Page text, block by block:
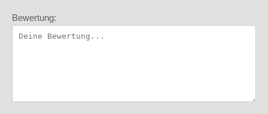
Bewertung: